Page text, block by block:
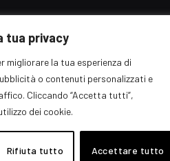
tua privacy
migliorare la tua esperienza di
o contenuti personalizzati e
Cliccando “Accetta tutti”,
dei cookie.
Rifiuta tutto Accettare tutto
byARvis.it.